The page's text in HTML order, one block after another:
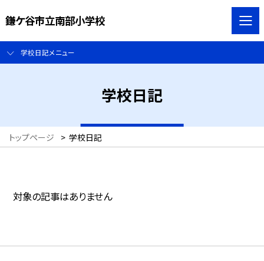
鎌ケ谷市立南部小学校
学校日記メニュー
学校日記
トップページ > 学校日記
対象の記事はありません